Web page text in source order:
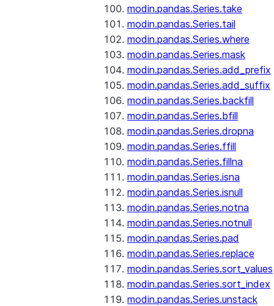
modin.pandas.Series.take
modin.pandas.Series.tail
modin.pandas.Series.where
modin.pandas.Series.mask
modin.pandas.Series.add_prefix
modin.pandas.Series.add_suffix
modin.pandas.Series.backfill
modin.pandas.Series.bfill
modin.pandas.Series.dropna
modin.pandas.Series.ffill
modin.pandas.Series.fillna
modin.pandas.Series.isna
modin.pandas.Series.isnull
modin.pandas.Series.notna
modin.pandas.Series.notnull
modin.pandas.Series.pad
modin.pandas.Series.replace
modin.pandas.Series.sort_values
modin.pandas.Series.sort_index
modin.pandas.Series.unstack